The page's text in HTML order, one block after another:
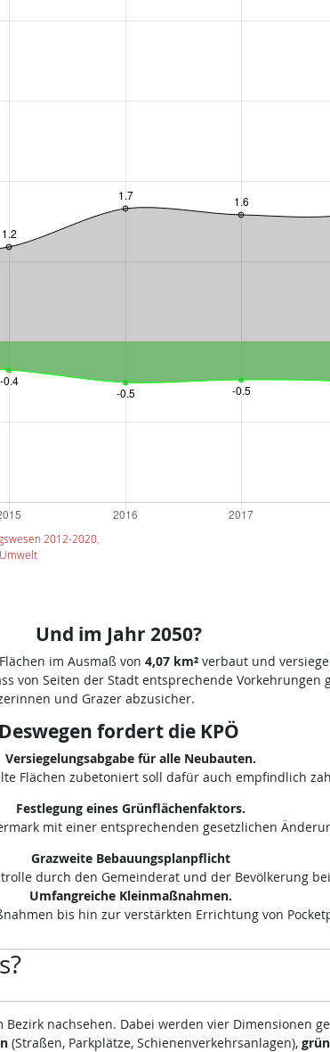
2012-2020,
Und im Jahr 2050?
im Ausmaß von 4,07 km²verbaut und
von Seiten der Stadt entsprechende
und Grazer abzusicher.
Deswegen fordert die KPÖ
Versiegelungsabgabe für alle Neubauten.
Flächen zubetoniert soll dafür auch empfindlich
Festlegung eines Grünflächenfaktors.
mit einer entsprechenden gesetzlichen
Grazweite Bebauungsplanpflicht
durch den Gemeinderat und der Bevölkerung
Umfangreiche Kleinmaßnahmen.
bis hin zur verstärkten Errichtung von
nachsehen. Dabei werden vier Dimensionen
(Straßen, Parkplätze, Schienenverkehrsanlagen),